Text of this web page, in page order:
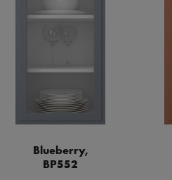
Blueberry,
BP552